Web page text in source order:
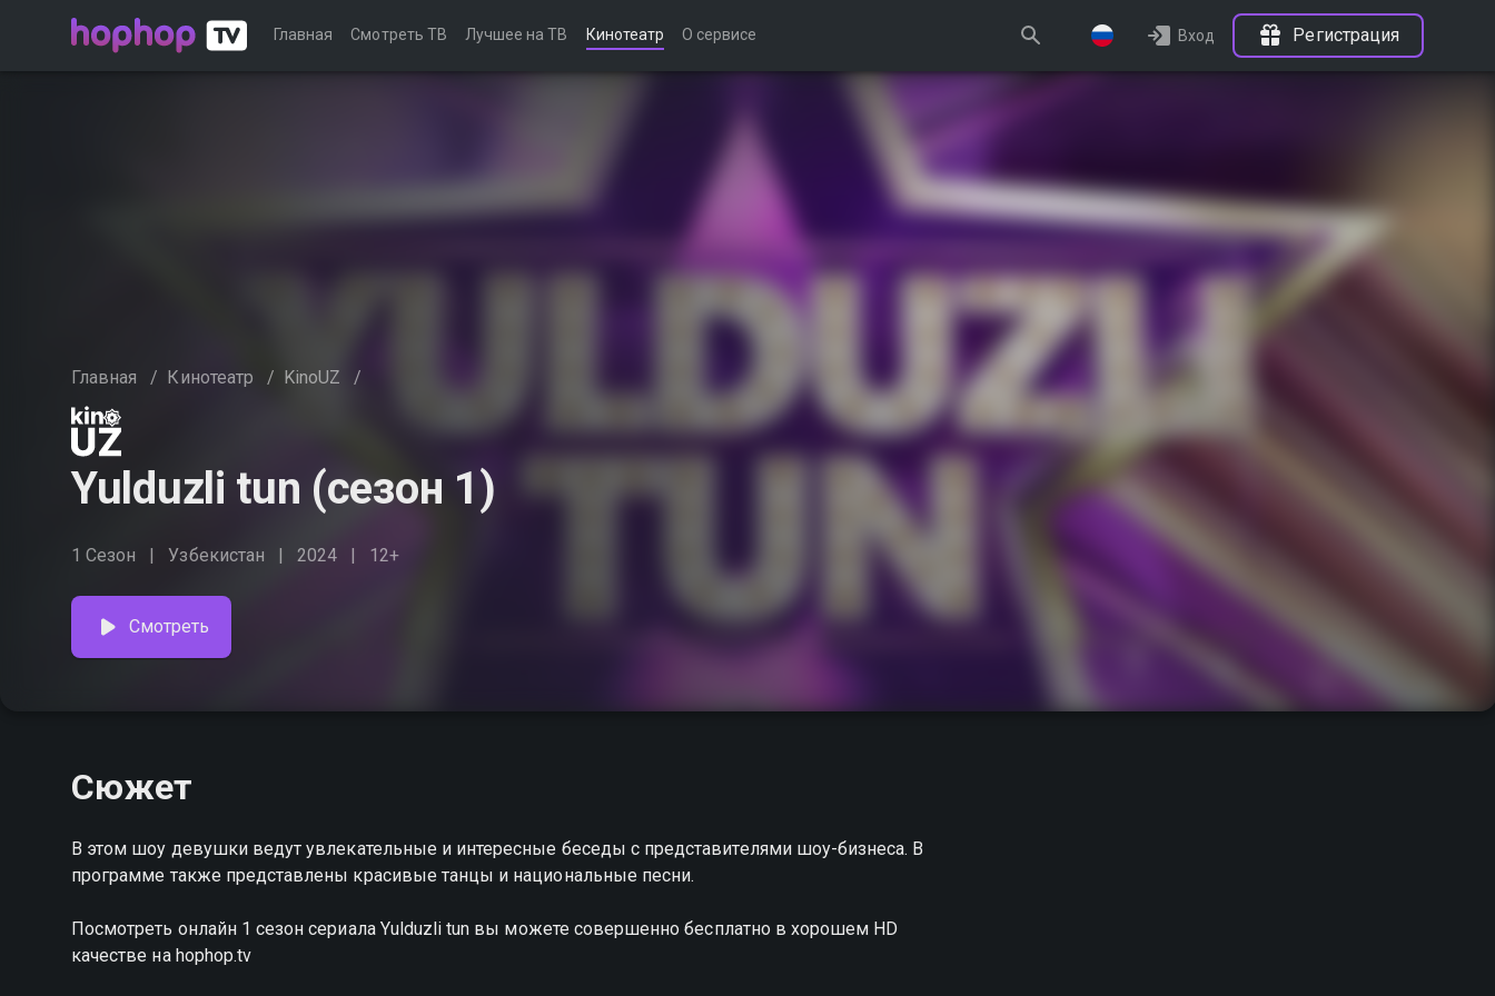
Главная Смотреть ТВ Лучшее на ТВ Кинотеатр О сервисе Вход Регистрация
Главная / Кинотеатр / KinoUZ /
Yulduzli tun (сезон 1)
1 Сезон Узбекистан 2024 12+
Смотреть
Сюжет
В этом шоу девушки ведут увлекательные и интересные беседы с представителями шоу-бизнеса. В
программе также представлены красивые танцы и национальные песни.
Посмотреть онлайн 1 сезон сериала Yulduzli tun вы можете совершенно бесплатно в хорошем HD
качестве на hophop.tv